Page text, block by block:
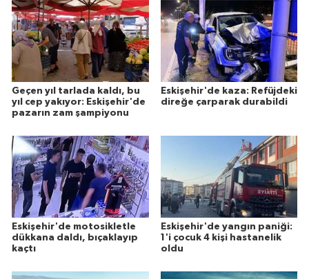
Geçen yıl tarlada kaldı, bu
yıl cep yakıyor: Eskişehir'de
pazarın zam şampiyonu
Eskişehir'de kaza: Refüjdeki
direğe çarparak durabildi
Eskişehir'de motosikletle
dükkana daldı, bıçaklayıp
kaçtı
Eskişehir'de yangın paniği:
1'i çocuk 4 kişi hastanelik
oldu